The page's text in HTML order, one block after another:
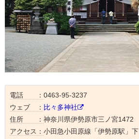
電話 ： 0463-95-3237
ウェブ ： 比々多神社
住所 ： 神奈川県伊勢原市三ノ宮1472
アクセス： 小田急小田原線「伊勢原駅」下